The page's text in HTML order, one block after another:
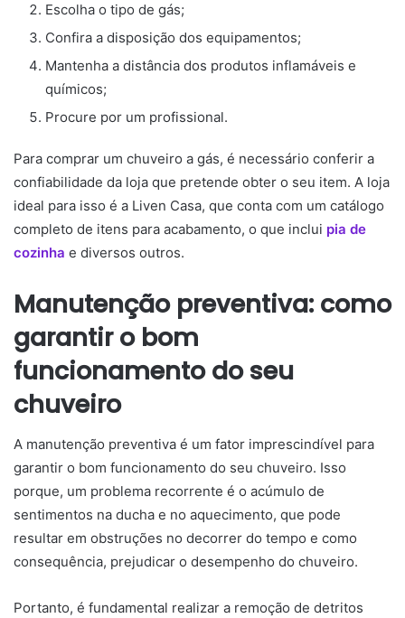
Escolha o tipo de gás;
Confira a disposição dos equipamentos;
Mantenha a distância dos produtos inflamáveis e
químicos;
Procure por um profissional.
Para comprar um chuveiro a gás, é necessário conferir a
confiabilidade da loja que pretende obter o seu item. A loja
ideal para isso é a Liven Casa, que conta com um catálogo
completo de itens para acabamento, o que inclui pia de
cozinha e diversos outros.
Manutenção preventiva: como
garantir o bom
funcionamento do seu
chuveiro
A manutenção preventiva é um fator imprescindível para
garantir o bom funcionamento do seu chuveiro. Isso
porque, um problema recorrente é o acúmulo de
sentimentos na ducha e no aquecimento, que pode
resultar em obstruções no decorrer do tempo e como
consequência, prejudicar o desempenho do chuveiro.
Portanto, é fundamental realizar a remoção de detritos